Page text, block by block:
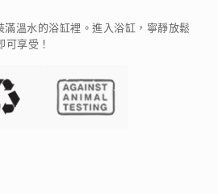
溫水的浴缸裡。進入浴缸，寧靜放鬆
可享受！